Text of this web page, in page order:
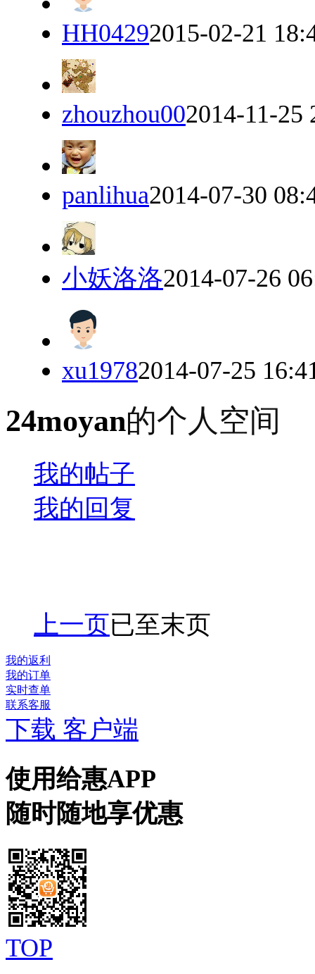
HH04292015-02-21
zhouzhou002014-11-25
panlihua2014-07-30
小妖洛洛2014-07-26
xu19782014-07-25
24moyan的个人空间
我的帖子
我的回复
上一页已至末页
我的返利
我的订单
实时查单
联系客服
下载 客户端
使用给惠APP
随时随地享优惠
TOP